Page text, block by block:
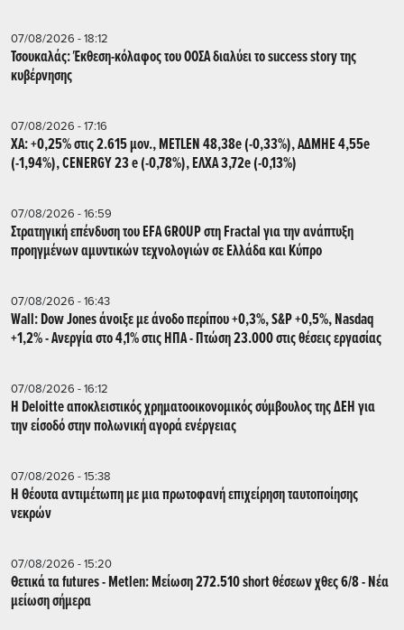
07/08/2026 - 18:12
Τσουκαλάς: Έκθεση-κόλαφος του ΟΟΣΑ διαλύει το success story της
κυβέρνησης
07/08/2026 - 17:16
ΧΑ: +0,25% στις 2.615 μον., METLEN 48,38e (-0,33%), ΑΔΜΗΕ 4,55e
(-1,94%), CENERGY 23 e (-0,78%), ΕΛΧΑ 3,72e (-0,13%)
07/08/2026 - 16:59
Στρατηγική επένδυση του EFA GROUP στη Fractal για την ανάπτυξη
προηγμένων αμυντικών τεχνολογιών σε Ελλάδα και Κύπρο
07/08/2026 - 16:43
Wall: Dow Jones άνοιξε με άνοδο περίπου +0,3%, S&P +0,5%, Nasdaq
+1,2% - Ανεργία στο 4,1% στις ΗΠΑ - Πτώση 23.000 στις θέσεις εργασίας
07/08/2026 - 16:12
Η Deloitte αποκλειστικός χρηματοοικονομικός σύμβουλος της ΔΕΗ για
την είσοδό στην πολωνική αγορά ενέργειας
07/08/2026 - 15:38
Η Θέουτα αντιμέτωπη με μια πρωτοφανή επιχείρηση ταυτοποίησης
νεκρών
07/08/2026 - 15:20
Θετικά τα futures - Metlen: Μείωση 272.510 short θέσεων χθες 6/8 - Νέα
μείωση σήμερα